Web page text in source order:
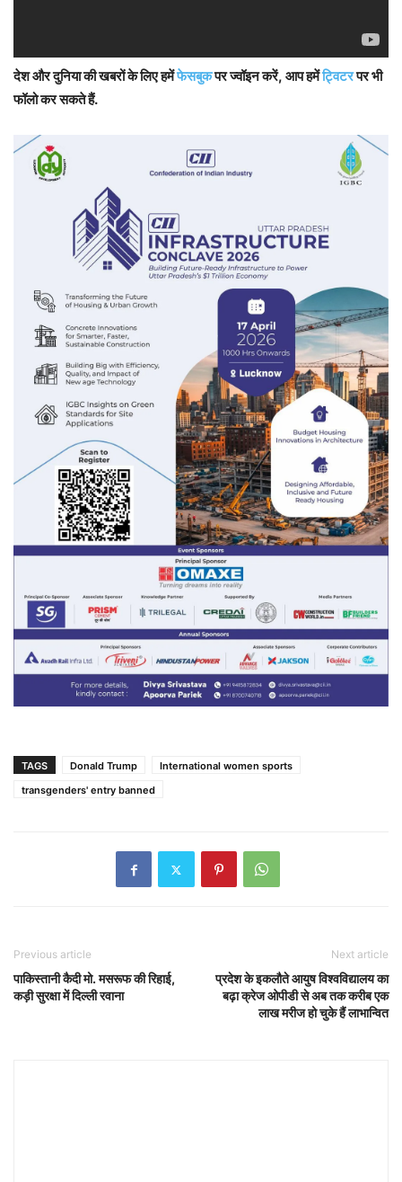
देश और दुनिया की खबरों के लिए हमेंफेसबुकपर ज्वॉइन करें, आप हमेंट्विटरपर भी
फॉलो कर सकते हैं.
TAGS Donald Trump
International women sports
transgenders' entry banned
Previous article
पाकिस्तानी कैदी मो. मसरूफ की रिहाई,
कड़ी सुरक्षा में दिल्ली रवाना
Next article
प्रदेश के इकलौते आयुष विश्वविद्यालय का
बढ़ा क्रेज ओपीडी से अब तक करीब एक
लाख मरीज हो चुके हैं लाभान्वित